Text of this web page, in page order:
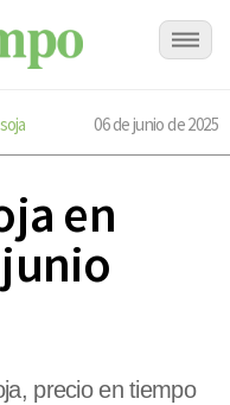
06 de junio de 2025
en
precio en tiempo